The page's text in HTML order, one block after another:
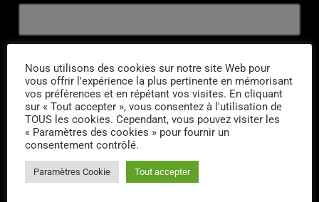
URL
Nous utilisons des cookies sur notre site Web pour
vous offrir l'expérience la plus pertinente en mémorisant
vos préférences et en répétant vos visites. En cliquant
sur « Tout accepter », vous consentez à l'utilisation de
TOUS les cookies. Cependant, vous pouvez visiter les
« Paramètres des cookies » pour fournir un
consentement contrôlé.
Paramètres Cookie Tout accepter